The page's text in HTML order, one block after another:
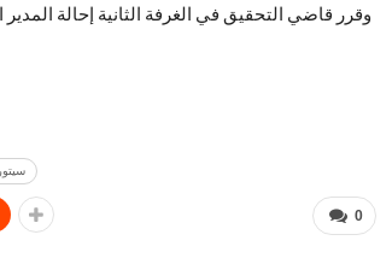
وقرر قاضي التحقيق في الغرفة الثانية إحالة
0